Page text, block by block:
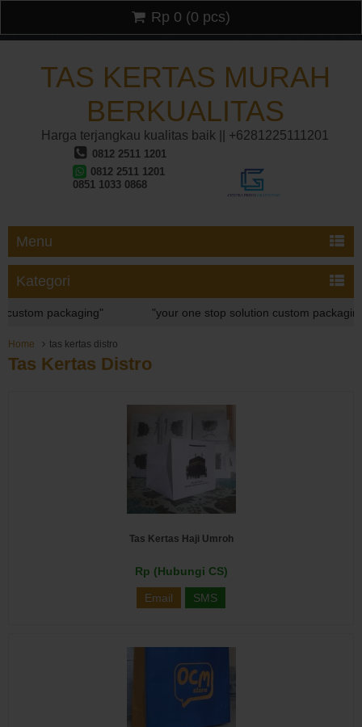
TAS KERTAS MURAH
BERKUALITAS
Harga terjangkau kualitas baik || +6281225111201
0812 2511 1201
0812 2511 1201
0851 1033 0868
Menu
Kategori
Rp 0 (0 pcs)
packaging" "your one stop solution custom packaging"
packaging"
Home tas kertas distro
Tas Kertas Distro
Tas Kertas Haji Umroh
Rp (Hubungi CS)
Email SMS